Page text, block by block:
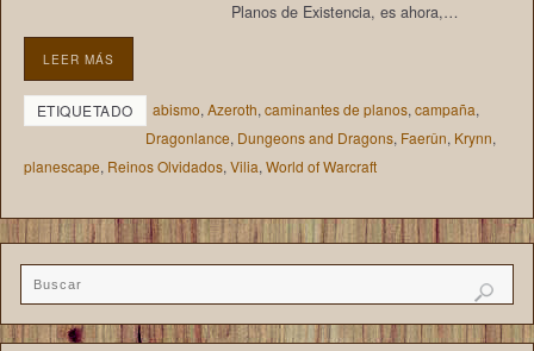
Planos de Existencia, es ahora,…
LEER MÁS
ETIQUETADO abismo, Azeroth, caminantes de planos, campaña,
Dragonlance, Dungeons and Dragons, Faerûn, Krynn,
planescape, Reinos Olvidados, Vilia, World of Warcraft